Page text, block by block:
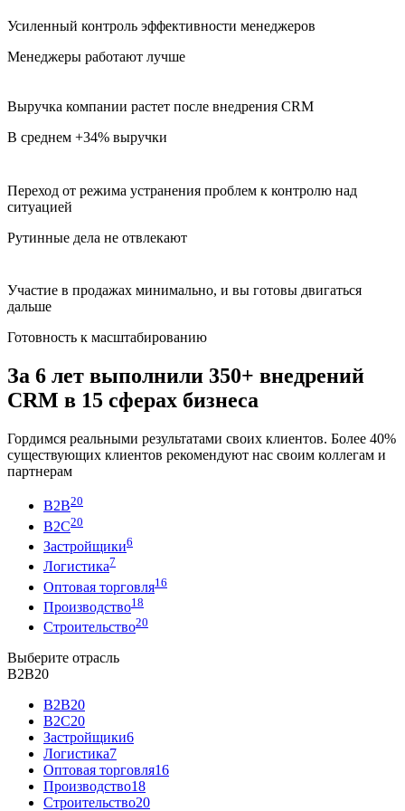
Усиленный контроль эффективности менеджеров
Менеджеры работают лучше
Выручка компании растет после внедрения CRM
В среднем +34% выручки
Переход от режима устранения проблем к контролю над
ситуацией
Рутинные дела не отвлекают
Участие в продажах минимально, и вы готовы двигаться
дальше
Готовность к масштабированию
За 6 лет выполнили 350+ внедрений
CRM в 15 сферах бизнеса
Гордимся реальными результатами своих клиентов. Более 40%
существующих клиентов рекомендуют нас своим коллегам и
партнерам
В2В20
В2С20
Застройщики6
Логистика7
Оптовая торговля16
Производство18
Строительство20
Выберите отрасль
В2В20
В2В20
В2С20
Застройщики6
Логистика7
Оптовая торговля16
Производство18
Строительство20